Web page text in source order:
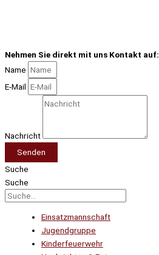
Nehmen Sie direkt mit uns Kontakt auf:
Name
E-Mail
Nachricht
Senden
Suche
Suche
Einsatzmannschaft
Jugendgruppe
Kinderfeuerwehr